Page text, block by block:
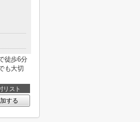
徒歩6分
も大切
リスト
する